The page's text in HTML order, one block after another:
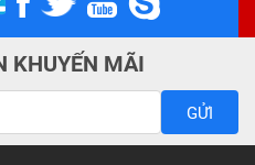
KHUYẾN MÃI
GỬI